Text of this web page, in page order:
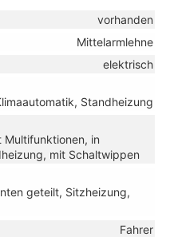
vorhanden
Mittelarmlehne
elektrisch
Standheizung
Multifunktionen, in
mit Schaltwippen
geteilt, Sitzheizung,
Fahrer